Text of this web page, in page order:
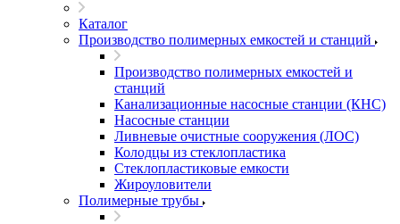
Каталог
Производство полимерных емкостей и станций
Производство полимерных емкостей и
станций
Канализационные насосные станции (КНС)
Насосные станции
Ливневые очистные сооружения (ЛОС)
Колодцы из стеклопластика
Стеклопластиковые емкости
Жироуловители
Полимерные трубы